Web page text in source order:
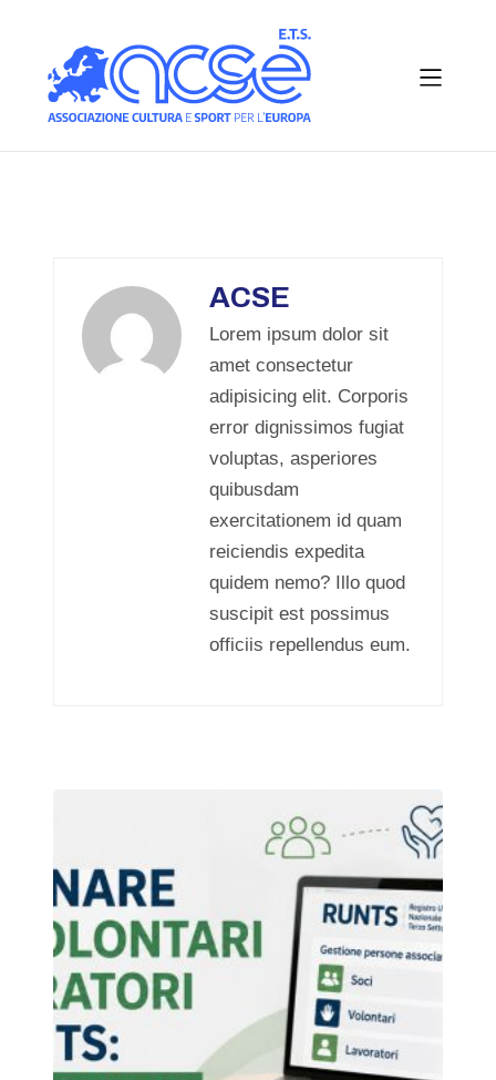
ACSE
Lorem ipsum dolor sit
amet consectetur
adipisicing elit. Corporis
error dignissimos fugiat
voluptas, asperiores
quibusdam
exercitationem id quam
reiciendis expedita
quidem nemo? Illo quod
suscipit est possimus
officiis repellendus eum.